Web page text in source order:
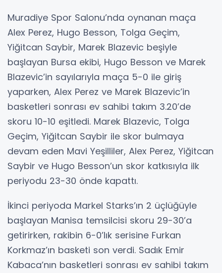
Muradiye Spor Salonu’nda oynanan maça
Alex Perez, Hugo Besson, Tolga Geçim,
Yiğitcan Saybir, Marek Blazevic beşiyle
başlayan Bursa ekibi, Hugo Besson ve Marek
Blazevic’in sayılarıyla maça 5-0 ile giriş
yaparken, Alex Perez ve Marek Blazevic’in
basketleri sonrası ev sahibi takım 3.20’de
skoru 10-10 eşitledi. Marek Blazevic, Tolga
Geçim, Yiğitcan Saybir ile skor bulmaya
devam eden Mavi Yeşilliler, Alex Perez, Yiğitcan
Saybir ve Hugo Besson’un skor katkısıyla ilk
periyodu 23-30 önde kapattı.
İkinci periyoda Markel Starks’ın 2 üçlüğüyle
başlayan Manisa temsilcisi skoru 29-30’a
getirirken, rakibin 6-0’lık serisine Furkan
Korkmaz’ın basketi son verdi. Sadık Emir
Kabaca’nın basketleri sonrası ev sahibi takım